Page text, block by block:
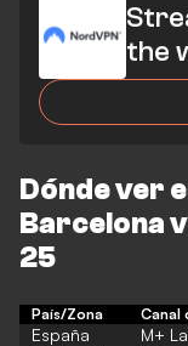
the
Dónde ver
Barcelona
25
País/Zona Canal
España
M+